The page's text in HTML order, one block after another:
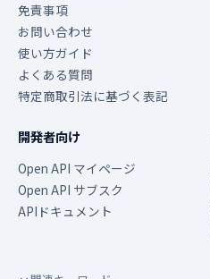
免責事項
お問い合わせ
使い方ガイド
よくある質問
特定商取引法に基づく表記
開発者向け
Open API マイページ
Open API サブスク
APIドキュメント